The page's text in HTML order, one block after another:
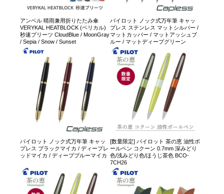
アンベル 晴雨兼用折りたたみ傘
VERYKAL HEATBLOCK (ベリカル)
秒速プリーツ CloudBlue / MoonGray
/ Sepia / Snow / Sunset
パイロット ノック式万年筆 キャッ
プレス ステンレス マットシルバー /
マットカッパー / マットアッシュブ
ルー / マットディープグリーン
パイロット ノック式万年筆 キャッ
プレス ブラックマイカ / ディープレ
ッドマイカ / ディープブルーマイカ
[数量限定] パイロット 茶の恵 油性ボ
ールペン コクーン 0.7mm 深みどり
色/浅みどり色/ほうじ茶色 BCO-
7CH26